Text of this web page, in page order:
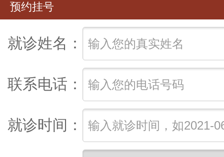
预约挂号
就诊姓名：
联系电话：
就诊时间：